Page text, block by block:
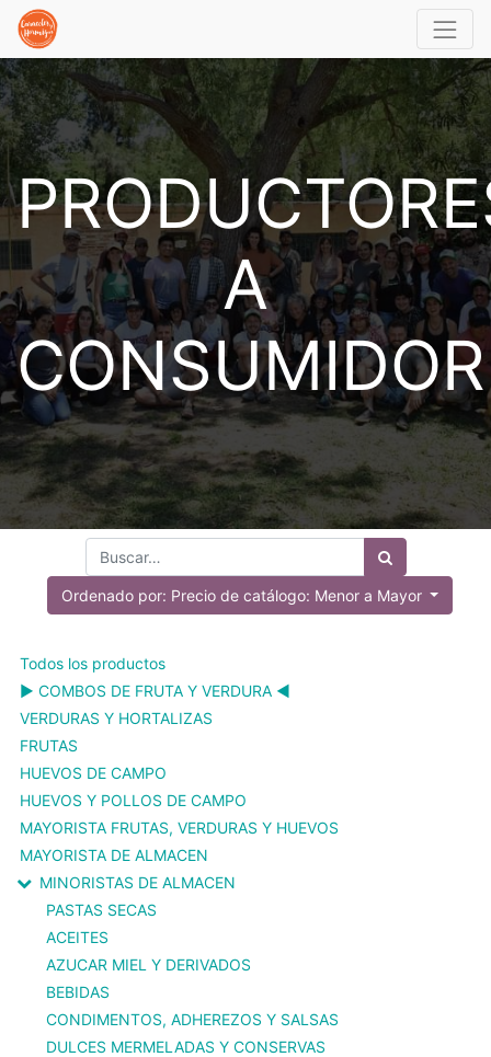
A
Ordenado por: Precio de catálogo: Menor a Mayor
Todos los productos
▶️ COMBOS DE FRUTA Y VERDURA ◀️
VERDURAS Y HORTALIZAS
FRUTAS
HUEVOS DE CAMPO
HUEVOS Y POLLOS DE CAMPO
MAYORISTA FRUTAS, VERDURAS Y HUEVOS
MAYORISTA DE ALMACEN
MINORISTAS DE ALMACEN
PASTAS SECAS
ACEITES
AZUCAR MIEL Y DERIVADOS
BEBIDAS
CONDIMENTOS, ADHEREZOS Y SALSAS
DULCES MERMELADAS Y CONSERVAS